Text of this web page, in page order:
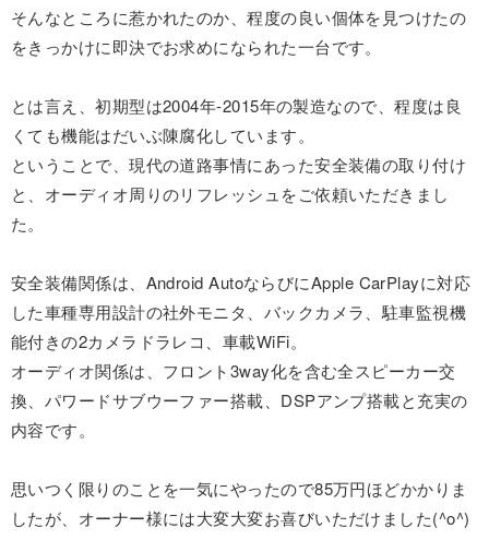
そんなところに惹かれたのか、程度の良い個体を見つけたの
をきっかけに即決でお求めになられた一台です。
とは言え、初期型は2004年-2015年の製造なので、程度は良
くても機能はだいぶ陳腐化しています。
ということで、現代の道路事情にあった安全装備の取り付け
と、オーディオ周りのリフレッシュをご依頼いただきまし
た。
安全装備関係は、Android AutoならびにApple CarPlayに対応
した車種専用設計の社外モニタ、バックカメラ、駐車監視機
能付きの2カメラドラレコ、車載WiFi。
オーディオ関係は、フロント3way化を含む全スピーカー交
換、パワードサブウーファー搭載、DSPアンプ搭載と充実の
内容です。
思いつく限りのことを一気にやったので85万円ほどかかりま
したが、オーナー様には大変大変お喜びいただけました(^o^)